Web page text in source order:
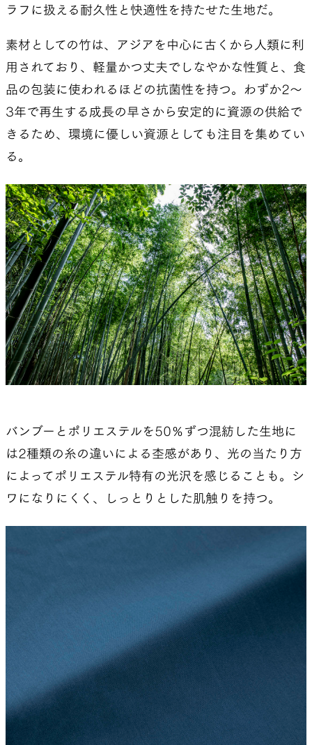
ラフに扱える耐久性と快適性を持たせた生地だ。
素材としての竹は、アジアを中心に古くから人類に利
用されており、軽量かつ丈夫でしなやかな性質と、食
品の包装に使われるほどの抗菌性を持つ。わずか2〜
3年で再生する成長の早さから安定的に資源の供給で
きるため、環境に優しい資源としても注目を集めてい
る。
バンブーとポリエステルを50％ずつ混紡した生地に
は2種類の糸の違いによる杢感があり、光の当たり方
によってポリエステル特有の光沢を感じることも。シ
ワになりにくく、しっとりとした肌触りを持つ。